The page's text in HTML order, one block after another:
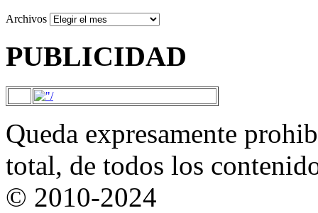
Archivos
PUBLICIDAD
Queda expresamente
total, de todos los
© 2010-2024